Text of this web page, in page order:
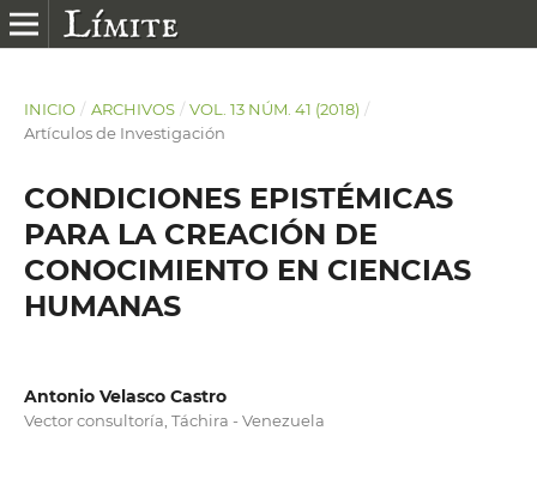
INICIO / ARCHIVOS / VOL. 13 NÚM. 41 (2018) /
Artículos de Investigación
CONDICIONES EPISTÉMICAS
PARA LA CREACIÓN DE
CONOCIMIENTO EN CIENCIAS
HUMANAS
Antonio Velasco Castro
Vector consultoría, Táchira - Venezuela